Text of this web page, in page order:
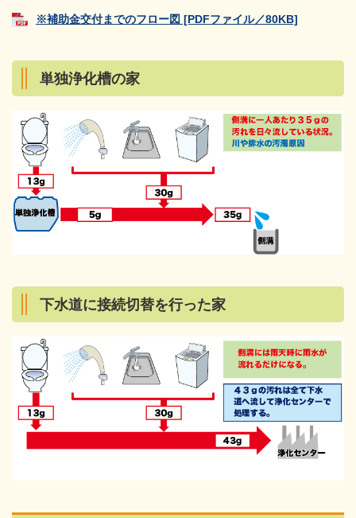
※補助金交付までのフロー図 [PDFファイル／80KB]
単独浄化槽の家
下水道に接続切替を行った家